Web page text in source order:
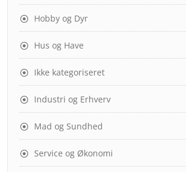
Hobby og Dyr
Hus og Have
Ikke kategoriseret
Industri og Erhverv
Mad og Sundhed
Service og Økonomi